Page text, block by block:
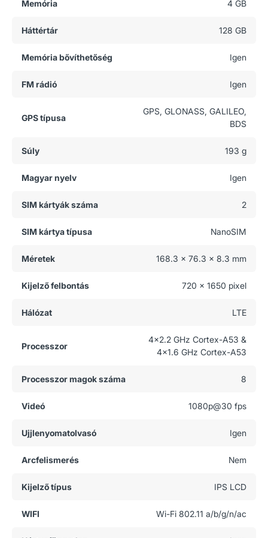
Memória 4 GB
Háttértár 128 GB
Memória bővíthetőség Igen
FM rádió Igen
GPS típusa
GPS, GLONASS, GALILEO,
BDS
Súly 193 g
Magyar nyelv Igen
SIM kártyák száma 2
SIM kártya típusa NanoSIM
Méretek 168.3 x 76.3 x 8.3 mm
Kijelző felbontás 720 x 1650 pixel
Hálózat LTE
Processzor
4x2.2 GHz Cortex-A53 &
4x1.6 GHz Cortex-A53
Processzor magok száma 8
Videó 1080p@30 fps
Ujjlenyomatolvasó Igen
Arcfelismerés Nem
Kijelző típus IPS LCD
WIFI Wi-Fi 802.11 a/b/g/n/ac